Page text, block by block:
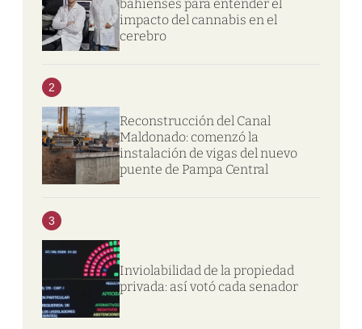
bahienses para entender el
impacto del cannabis en el
cerebro
2
Reconstrucción del Canal
Maldonado: comenzó la
instalación de vigas del nuevo
puente de Pampa Central
3
Inviolabilidad de la propiedad
privada: así votó cada senador